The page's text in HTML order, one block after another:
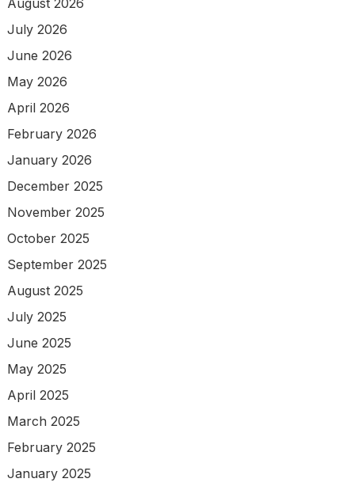
July 2026
June 2026
May 2026
April 2026
February 2026
January 2026
December 2025
November 2025
October 2025
September 2025
August 2025
July 2025
June 2025
May 2025
April 2025
March 2025
February 2025
January 2025